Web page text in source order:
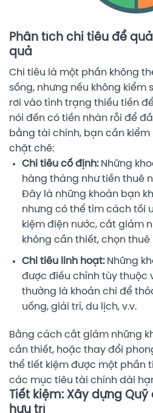
Phân tích chi tiêu để
quả
Chi tiêu là một phần không
sống, nhưng nếu không kiểm
rơi vào tình trạng thiếu tiền
nói đến có tiền nhàn rỗi để
bằng tài chính, bạn cần
chặt chẽ:
Chi tiêu cố định:Những
hàng tháng như tiền thuê
Đây là những khoản bạn
nhưng có thể tìm cách tối
kiệm điện nước, cắt giảm
không cần thiết, chọn thuê
Chi tiêu linh hoạt:Những
được điều chỉnh tùy thuộc
thường là khoản chi để
uống, giải trí, du lịch, v.v.
Bằng cách cắt giảm những
cần thiết, hoặc thay đổi
thể tiết kiệm được một phần
các mục tiêu tài chính dài
Tiết kiệm: Xây dựng
hưu trí